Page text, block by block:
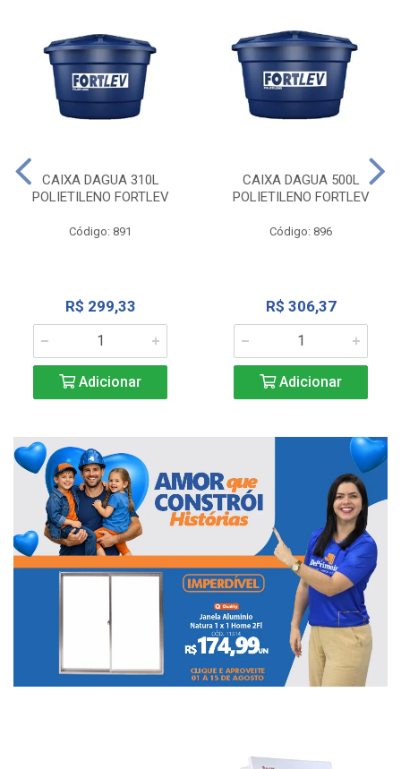
CAIXA DAGUA 310L
POLIETILENO FORTLEV
Código: 891
R$ 299,33
Adicionar
CAIXA DAGUA 500L
POLIETILENO FORTLEV
Código: 896
R$ 306,37
Adicionar